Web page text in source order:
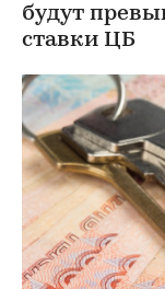
будут
ставки ЦБ